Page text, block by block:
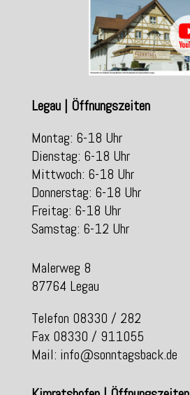
Legau | Öffnungszeiten
Montag: 6-18 Uhr
Dienstag: 6-18 Uhr
Mittwoch: 6-18 Uhr
Donnerstag: 6-18 Uhr
Freitag: 6-18 Uhr
Samstag: 6-12 Uhr
Malerweg 8
87764 Legau
Telefon 08330 / 282
Fax 08330 / 911055
Mail: info@sonntagsback.de